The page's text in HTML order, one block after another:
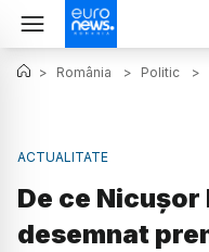
> România > Politic >
ACTUALITATE
De ce Nicușor
desemnat